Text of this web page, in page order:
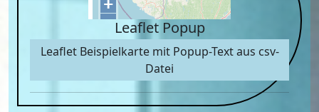
Leaflet Popup
Leaflet Beispielkarte mit Popup-Text aus csv-
Datei